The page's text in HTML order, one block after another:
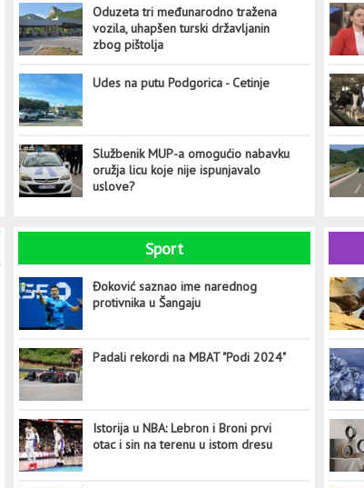
Oduzeta tri međunarodno tražena
vozila, uhapšen turski državljanin
zbog pištolja
Udes na putu Podgorica - Cetinje
Službenik MUP-a omogućio nabavku
oružja licu koje nije ispunjavalo
uslove?
Sport
Đoković saznao ime narednog
protivnika u Šangaju
Padali rekordi na MBAT "Podi 2024"
Istorija u NBA: Lebron i Broni prvi
otac i sin na terenu u istom dresu